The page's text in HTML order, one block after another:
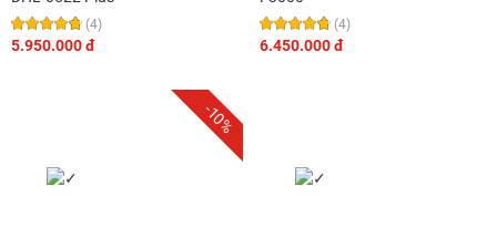
(4)
5.950.000 đ
(4)
6.450.000 đ
-10%